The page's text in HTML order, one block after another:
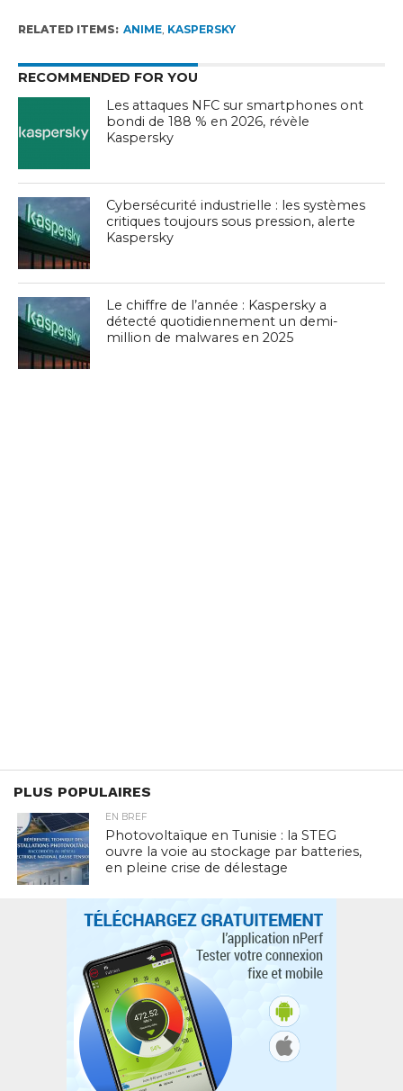
RELATED ITEMS: ANIME, KASPERSKY
RECOMMENDED FOR YOU
Les attaques NFC sur smartphones ont
bondi de 188 % en 2026, révèle
Kaspersky
Cybersécurité industrielle : les systèmes
critiques toujours sous pression, alerte
Kaspersky
Le chiffre de l’année : Kaspersky a
détecté quotidiennement un demi-
million de malwares en 2025
PLUS POPULAIRES
EN BREF
Photovoltaïque en Tunisie : la STEG
ouvre la voie au stockage par batteries,
en pleine crise de délestage